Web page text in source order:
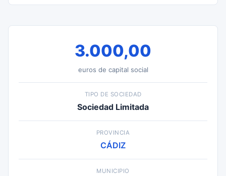
3.000,00
euros de capital social
TIPO DE SOCIEDAD
Sociedad Limitada
PROVINCIA
CÁDIZ
MUNICIPIO